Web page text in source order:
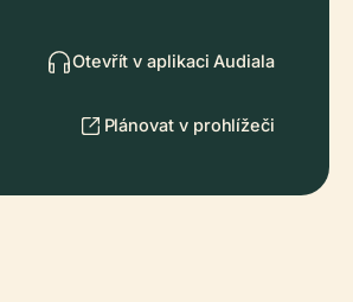
Otevřít v aplikaci Audiala
Plánovat v prohlížeči